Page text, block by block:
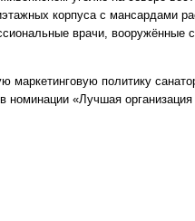
Самые
корпуса с мансардами
врачи,
маркетинговую политику
«Лучшая